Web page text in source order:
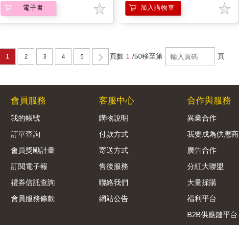
電子書 加入購物車
1 2 3 4 5 頁數 1 /50移至第 頁
會員服務
我的帳號
訂單查詢
會員獎勵計畫
訂閱電子報
禮券信託查詢
會員服務條款
客服中心
購物說明
付款方式
寄送方式
售後服務
聯絡我們
網站公告
合作與服務
異業合作
我要成為供應商
廣告合作
分紅大聯盟
大量採購
福利平台
B2B供應鏈平台